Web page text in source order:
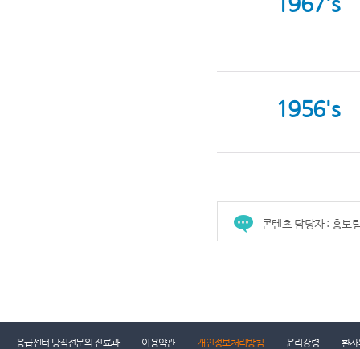
1956's
콘텐츠 담당자 : 홍보
응급센터 당직전문의 진료과 이용약관 개인정보처리방침 윤리강령
환자